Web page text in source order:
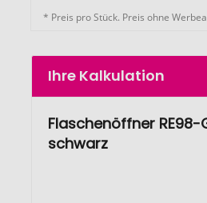
* Preis pro Stück. Preis ohne
Ihre Kalkulation
Flaschenöffner RE98-
schwarz